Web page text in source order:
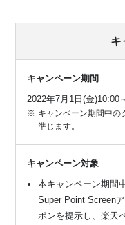
キ
キャンペーン期間
2022年7月1日(金)10:00
キャンペーン期間中の
準じます。
キャンペーン対象
本キャンペーン期間
Super Point Screen
ポンを提示し、楽天